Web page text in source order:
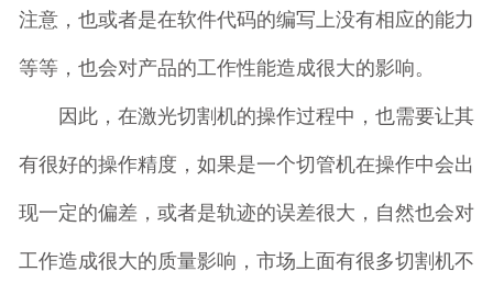
注意，也或者是在软件代码的编写上没有相应的能力
等等，也会对产品的工作性能造成很大的影响。
因此，在激光切割机的操作过程中，也需要让其
有很好的操作精度，如果是一个切管机在操作中会出
现一定的偏差，或者是轨迹的误差很大，自然也会对
工作造成很大的质量影响，市场上面有很多切割机不